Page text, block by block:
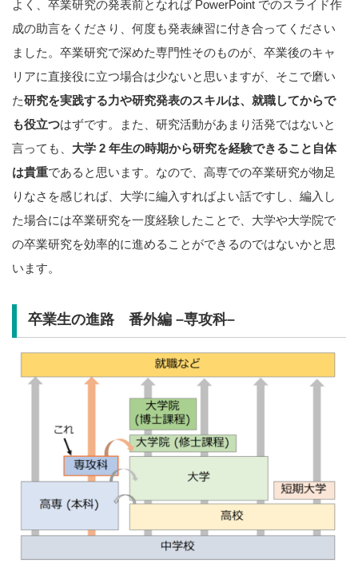
よく、卒業研究の発表前となれば PowerPoint でのスライド作
成の助言をくださり、何度も発表練習に付き合ってください
ました。卒業研究で深めた専門性そのものが、卒業後のキャ
リアに直接役に立つ場合は少ないと思いますが、そこで磨い
た研究を実践する力や研究発表のスキルは、就職してからで
も役立つはずです。また、研究活動があまり活発ではないと
言っても、 大学 2 年生の時期から研究を経験できること自体
は貴重であると思います。なので、高専での卒業研究が物足
りなさを感じれば、大学に編入すればよい話ですし、編入し
た場合には卒業研究を一度経験したことで、大学や大学院で
の卒業研究を効率的に進めることができるのではないかと思
います。
卒業生の進路 番外編 –専攻科–